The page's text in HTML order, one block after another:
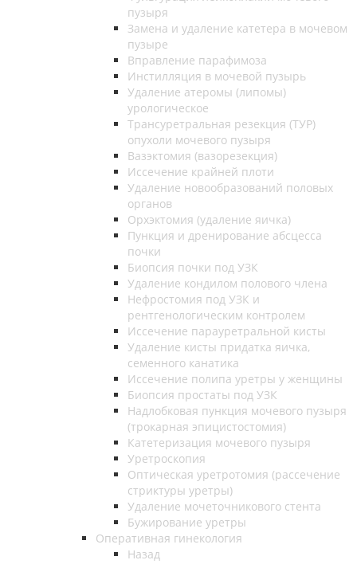
пузыря
Замена и удаление катетера в мочевом
пузыре
Вправление парафимоза
Инстилляция в мочевой пузырь
Удаление атеромы (липомы)
урологическое
Трансуретральная резекция (ТУР)
опухоли мочевого пузыря
Вазэктомия (вазорезекция)
Иссечение крайней плоти
Удаление новообразований половых
органов
Орхэктомия (удаление яичка)
Пункция и дренирование абсцесса
почки
Биопсия почки под УЗК
Удаление кондилом полового члена
Нефростомия под УЗК и
рентгенологическим контролем
Иссечение парауретральной кисты
Удаление кисты придатка яичка,
семенного канатика
Иссечение полипа уретры у женщины
Биопсия простаты под УЗК
Надлобковая пункция мочевого пузыря
(трокарная эпицистостомия)
Катетеризация мочевого пузыря
Уретроскопия
Оптическая уретротомия (рассечение
стриктуры уретры)
Удаление мочеточникового стента
Бужирование уретры
Оперативная гинекология
Назад